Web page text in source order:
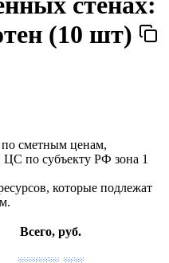
(10 шт)
по сметным ценам,
по субъекту РФ зона 1
которые подлежат
Всего, руб.